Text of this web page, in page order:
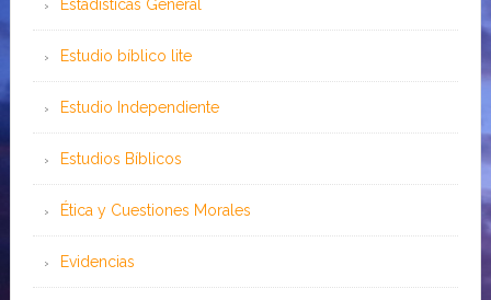
Estadísticas General
Estudio bíblico lite
Estudio Independiente
Estudios Bíblicos
Ética y Cuestiones Morales
Evidencias